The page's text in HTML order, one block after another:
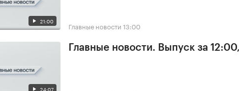
21:00 Главные новости 13:00
24:07
Главные новости. Выпуск за